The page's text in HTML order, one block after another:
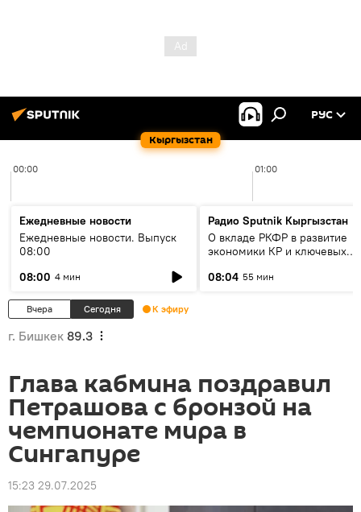
Кыргызстан
РУС
00:00 01:00
Ежедневные новости
Ежедневные новости. Выпуск
08:00
08:00 4 мин
Радио Sputnik Кыргызстан
О вкладе РКФР в развитие
экономики КР и ключевых
08:04 55 мин
Вчера Сегодня К эфиру
г. Бишкек 89.3
Глава кабмина поздравил
Петрашова с бронзой на
чемпионате мира в
Сингапуре
15:23 29.07.2025